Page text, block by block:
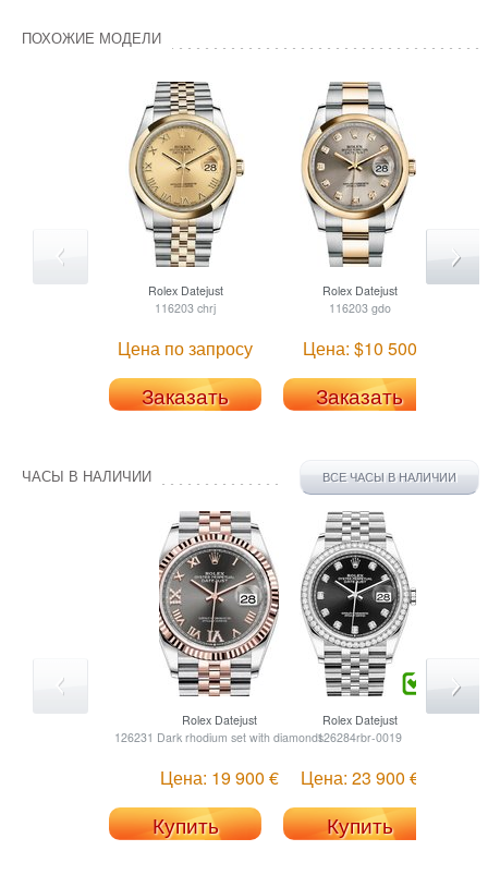
ПОХОЖИЕ МОДЕЛИ
RolexDatejust
116203 chrj
Цена по запросу
Заказать
RolexDatejust
116203 gdo
Цена: $10 500
Заказать
ЧАСЫ В НАЛИЧИИ ВСЕ ЧАСЫ В НАЛИЧИИ
RolexDatejust
126231 Dark rhodium set with diamonds
Цена: 19 900 €
Купить
RolexDatejust
126284rbr-0019
Цена: 23 900 €
Купить